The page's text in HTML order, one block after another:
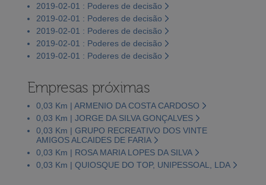
2019-02-01 : Poderes de decisão
2019-02-01 : Poderes de decisão
2019-02-01 : Poderes de decisão
2019-02-01 : Poderes de decisão
2019-02-01 : Poderes de decisão
Empresas próximas
0,03 Km | ARMENIO DA COSTA CARDOSO
0,03 Km | JORGE DA SILVA GONÇALVES
0,03 Km | GRUPO RECREATIVO DOS VINTE
AMIGOS ALCAIDES DE FARIA
0,03 Km | ROSA MARIA LOPES DA SILVA
0,03 Km | QUIOSQUE DO TOP, UNIPESSOAL, LDA